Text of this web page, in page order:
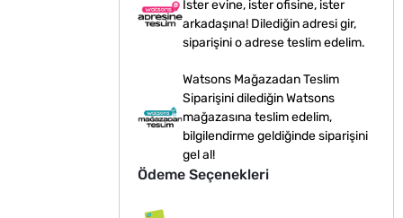
İster evine, ister ofisine, ister
arkadaşına! Dilediğin adresi gir,
siparişini o adrese teslim edelim.
Watsons Mağazadan Teslim
Siparişini dilediğin Watsons
mağazasına teslim edelim,
bilgilendirme geldiğinde siparişini
gel al!
Ödeme Seçenekleri